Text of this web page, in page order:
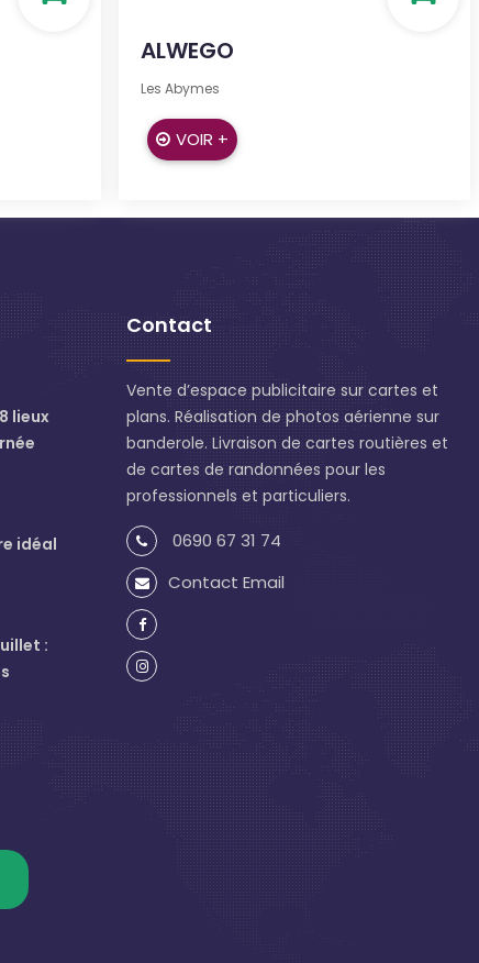
ALWEGO
Les Abymes
VOIR +
lieux
idéal
:
Contact
Vente d’espace publicitaire sur cartes et
plans. Réalisation de photos aérienne sur
banderole. Livraison de cartes routières et
de cartes de randonnées pour les
professionnels et particuliers.
0690 67 31 74
Contact Email